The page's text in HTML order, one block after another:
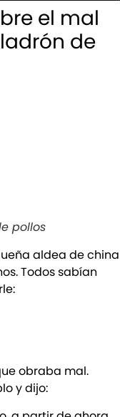
el mal
de
pollos
aldea de china
Todos sabían
obraba mal.
y dijo: